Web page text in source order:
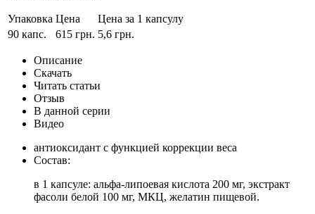
Упаковка Цена
Цена за 1 капсулу
90 капс.
615 грн. 5,6 грн.
Описание
Скачать
Читать статьи
Отзыв
В данной серии
Видео
антиоксидант с функцией коррекции веса
Состав:
в 1 капсуле: альфа-липоевая кислота 200 мг, экстракт
фасоли белой 100 мг, МКЦ, желатин пищевой.